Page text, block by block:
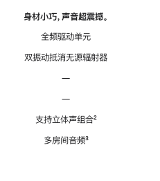
身材小巧，声音超震撼。
全频驱动单元
双振动抵消无源辐射器
—
—
支持立体声组合脚
²
多房间音频脚
³